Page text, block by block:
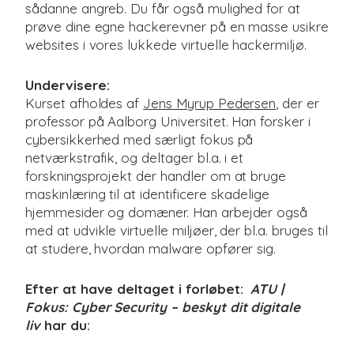
sådanne angreb. Du får også mulighed for at
prøve dine egne hackerevner på en masse usikre
websites i vores lukkede virtuelle hackermiljø.
Undervisere:
Kurset afholdes af Jens Myrup Pedersen , der er
professor på Aalborg Universitet. Han forsker i
cybersikkerhed med særligt fokus på
netværkstrafik, og deltager bl.a. i et
forskningsprojekt der handler om at bruge
maskinlæring til at identificere skadelige
hjemmesider og domæner. Han arbejder også
med at udvikle virtuelle miljøer, der bl.a. bruges til
at studere, hvordan malware opfører sig.
Efter at have deltaget i forløbet: ATU |
Fokus: Cyber Security – beskyt dit digitale
liv har du: